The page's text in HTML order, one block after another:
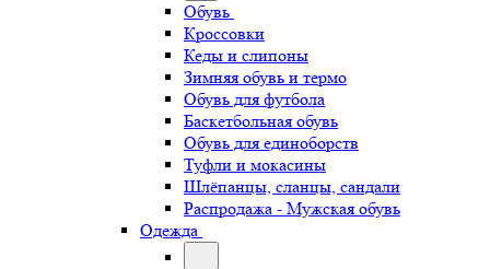
Обувь
Кроссовки
Кеды и слипоны
Зимняя обувь и термо
Обувь для футбола
Баскетбольная обувь
Обувь для единоборств
Туфли и мокасины
Шлёпанцы, сланцы, сандали
Распродажа - Мужская обувь
Одежда